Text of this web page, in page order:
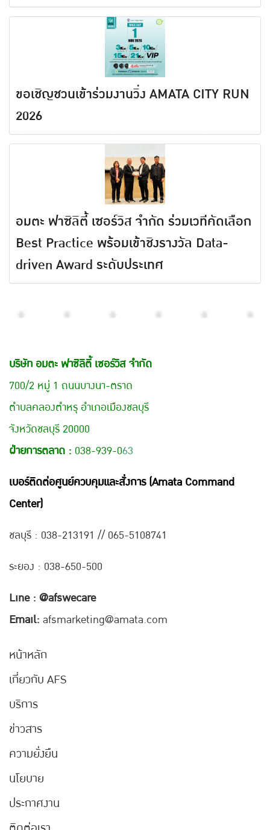
ขอเชิญชวนเข้าร่วมงานวิ่ง AMATA CITY RUN
2026
อมตะ ฟาซิลิตี้ เซอร์วิส จำกัด ร่วมเวทีคัดเลือก
Best Practice พร้อมเข้าชิงรางวัล Data-
driven Award ระดับประเทศ
บริษัท อมตะ ฟาซิลิตี้ เซอร์วิส จำกัด
700/2 หมู่ 1 ถนนบางนา-ตราด
ตำบลคลองตำหรุ อำเภอเมืองชลบุรี
จังหวัดชลบุรี 20000
ฝ่ายการตลาด : 038-939-063
เบอร์ติดต่อศูนย์ควบคุมและสั่งการ (Amata Command
Center)
ชลบุรี : 038-213191 // 065-5108741
ระยอง : 038-650-500
Line : @afswecare
Email: afsmarketing@amata.com
หน้าหลัก
เกี่ยวกับ AFS
บริการ
ข่าวสาร
ความยั่งยืน
นโยบาย
ประกาศงาน